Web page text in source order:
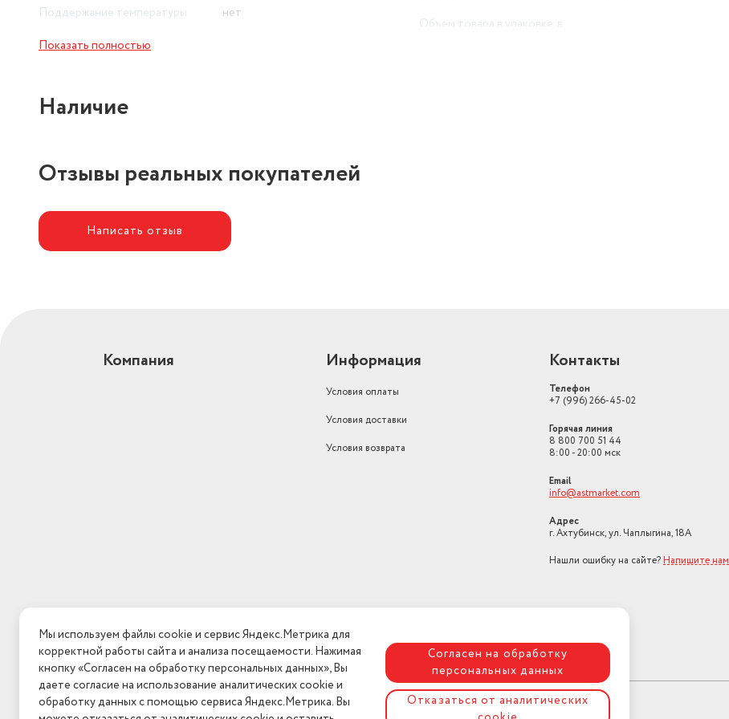
Поддержание температуры
нет
Объем товара в упаковке, в
Показать полностью
Наличие
Отзывы реальных покупателей
Написать отзыв
Компания Информация
Условия оплаты
Условия доставки
Условия возврата
Контакты
Телефон
+7 (996) 266-45-02
Горячая линия
8 800 700 51 44
8:00 - 20:00 мск
Email
info@astmarket.com
Адрес
г. Ахтубинск, ул. Чаплыгина, 18А
Нашли ошибку на сайте? Напишите нам
Мы используем файлы cookie и сервис Яндекс.Метрика для
корректной работы сайта и анализа посещаемости. Нажимая
кнопку «Согласен на обработку персональных данных», Вы
даете согласие на использование аналитических cookie и
обработку данных с помощью сервиса Яндекс.Метрика. Вы
Согласен на обработку
персональных данных
Отказаться от аналитических